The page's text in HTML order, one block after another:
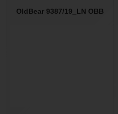
OldBear 9387/19_LN OBB